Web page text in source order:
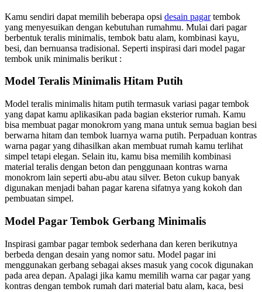
Kamu sendiri dapat memilih beberapa opsi desain pagartembok
yang menyesuikan dengan kebutuhan rumahmu. Mulai dari pagar
berbentuk teralis minimalis, tembok batu alam, kombinasi kayu,
besi, dan bernuansa tradisional. Seperti inspirasi dari model pagar
tembok unik minimalis berikut :
Model Teralis Minimalis Hitam Putih
Model teralis minimalis hitam putih termasuk variasi pagar tembok
yang dapat kamu aplikasikan pada bagian eksterior rumah. Kamu
bisa membuat pagar monokrom yang mana untuk semua bagian besi
berwarna hitam dan tembok luarnya warna putih. Perpaduan kontras
warna pagar yang dihasilkan akan membuat rumah kamu terlihat
simpel tetapi elegan. Selain itu, kamu bisa memilih kombinasi
material teralis dengan beton dan penggunaan kontras warna
monokrom lain seperti abu-abu atau silver. Beton cukup banyak
digunakan menjadi bahan pagar karena sifatnya yang kokoh dan
pembuatan simpel.
Model Pagar Tembok Gerbang Minimalis
Inspirasi gambar pagar tembok sederhana dan keren berikutnya
berbeda dengan desain yang nomor satu. Model pagar ini
menggunakan gerbang sebagai akses masuk yang cocok digunakan
pada area depan. Apalagi jika kamu memilih warna car pagar yang
kontras dengan tembok rumah dari material batu alam, kaca, besi